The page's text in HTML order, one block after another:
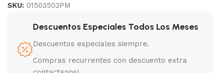
SKU: 01503503PM
Descuentos Especiales Todos Los Meses
Descuentos especiales siempre.
Compras recurrentes con descuento extra